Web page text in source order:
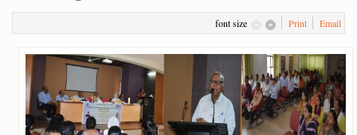
font size Print Email